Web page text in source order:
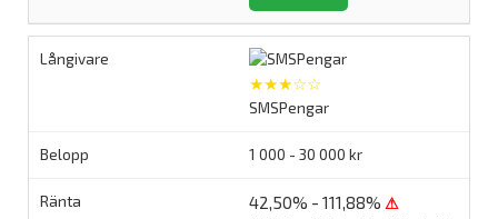
★★★☆☆
SMSPengar
1 000 - 30 000 kr
42,50% - 111,88% ⚠